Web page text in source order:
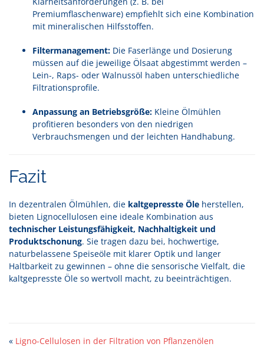
Premiumflaschenware) empfiehlt sich eine Kombination
mit mineralischen Hilfsstoffen.
Filtermanagement: Die Faserlänge und Dosierung
müssen auf die jeweilige Ölsaat abgestimmt werden –
Lein-, Raps- oder Walnussöl haben unterschiedliche
Filtrationsprofile.
Anpassung an Betriebsgröße: Kleine Ölmühlen
profitieren besonders von den niedrigen
Verbrauchsmengen und der leichten Handhabung.
Fazit
In dezentralen Ölmühlen, die kaltgepresste Öle herstellen,
bieten Lignocellulosen eine ideale Kombination aus
technischer Leistungsfähigkeit, Nachhaltigkeit und
Produktschonung. Sie tragen dazu bei, hochwertige,
naturbelassene Speiseöle mit klarer Optik und langer
Haltbarkeit zu gewinnen – ohne die sensorische Vielfalt, die
kaltgepresste Öle so wertvoll macht, zu beeinträchtigen.
« Ligno-Cellulosen in der Filtration von Pflanzenölen